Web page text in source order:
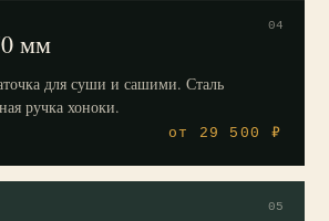
04
мм
для суши и сашими. Сталь
ручка хоноки.
от 29 500 ₽
05